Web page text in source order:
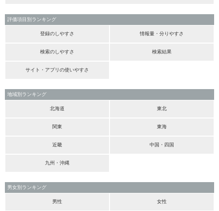
評価項目別ランキング
登録のしやすさ 情報量・分りやすさ
検索のしやすさ 検索結果
サイト・アプリの使いやすさ
地域別ランキング
北海道 東北
関東 東海
近畿 中国・四国
九州・沖縄
男女別ランキング
男性 女性